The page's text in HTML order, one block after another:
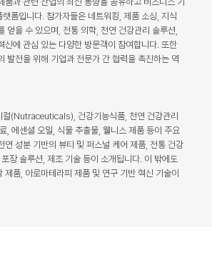
폼입니다. 참가자들은 네트워킹, 제품 소싱, 지식
얻을 수 있으며, 전통 의학, 천연 건강관리 솔루션,
신에 관심 있는 다양한 방문객이 참여합니다. 또한
발전을 위해 기업과 전문가 간 협력을 촉진하는 역
컬(Nutraceuticals), 건강기능식품, 천연 건강관리
, 에센셜 오일, 식물 추출물, 웰니스 제품 등이 주요
연 성분 기반의 뷰티 및 퍼스널 케어 제품, 전통 건강
장 솔루션, 제조 기술 등이 소개됩니다. 이 밖에도
제품, 아로마테라피 제품 및 연구 기반 혁신 기술이